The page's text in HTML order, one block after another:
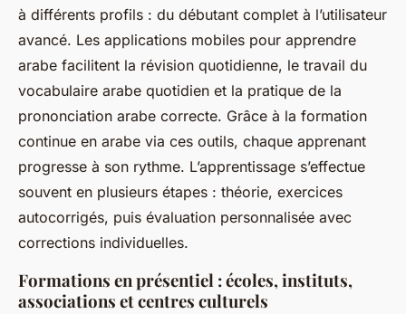
à différents profils : du débutant complet à l’utilisateur
avancé. Les applications mobiles pour apprendre
arabe facilitent la révision quotidienne, le travail du
vocabulaire arabe quotidien et la pratique de la
prononciation arabe correcte. Grâce à la formation
continue en arabe via ces outils, chaque apprenant
progresse à son rythme. L’apprentissage s’effectue
souvent en plusieurs étapes : théorie, exercices
autocorrigés, puis évaluation personnalisée avec
corrections individuelles.
Formations en présentiel : écoles, instituts,
associations et centres culturels